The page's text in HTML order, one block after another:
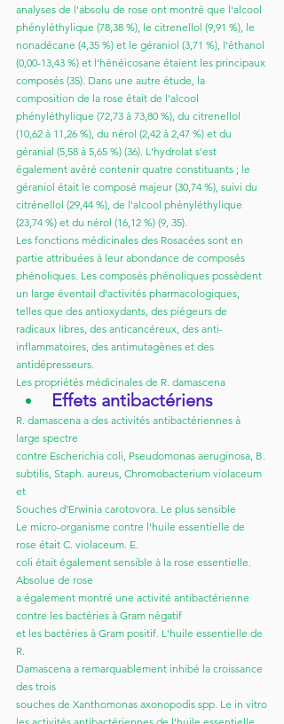
analyses de l'absolu de rose ont montré que l'alcool
phényléthylique (78,38 %), le citrenellol (9,91 %), le
nonadécane (4,35 %) et le géraniol (3,71 %), l'éthanol
(0,00-13,43 %) et l'hénéicosane étaient les principaux
composés (35). Dans une autre étude, la
composition de la rose était de l'alcool
phényléthylique (72,73 à 73,80 %), du citrenellol
(10,62 à 11,26 %), du nérol (2,42 à 2,47 %) et du
géranial (5,58 à 5,65 %) (36). L'hydrolat s'est
également avéré contenir quatre constituants ; le
géraniol était le composé majeur (30,74 %), suivi du
citrénellol (29,44 %), de l'alcool phényléthylique
(23,74 %) et du nérol (16,12 %) (9, 35).
Les fonctions médicinales des Rosacées sont en
partie attribuées à leur abondance de composés
phénoliques. Les composés phénoliques possèdent
un large éventail d'activités pharmacologiques,
telles que des antioxydants, des piégeurs de
radicaux libres, des anticancéreux, des anti-
inflammatoires, des antimutagènes et des
antidépresseurs.
Les propriétés médicinales de R. damascena
Effets antibactériens
R. damascena a des activités antibactériennes à
large spectre
contre Escherichia coli, Pseudomonas aeruginosa, B.
subtilis, Staph. aureus, Chromobacterium violaceum
et
Souches d'Erwinia carotovora. Le plus sensible
Le micro-organisme contre l'huile essentielle de
rose était C. violaceum. E.
coli était également sensible à la rose essentielle.
Absolue de rose
a également montré une activité antibactérienne
contre les bactéries à Gram négatif
et les bactéries à Gram positif. L'huile essentielle de
R.
Damascena a remarquablement inhibé la croissance
des trois
souches de Xanthomonas axonopodis spp. Le in vitro